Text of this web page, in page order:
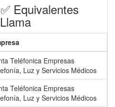
Equivalentes
Teléfonica Empresas
Luz y Servicios Médicos
Teléfonica Empresas
Luz y Servicios Médicos